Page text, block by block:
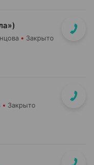
Закрыто
Закрыто